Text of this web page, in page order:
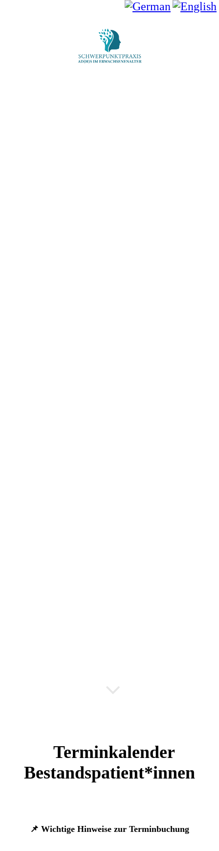
Terminkalender
Bestandspatient*innen
📌 Wichtige Hinweise zur Terminbuchung